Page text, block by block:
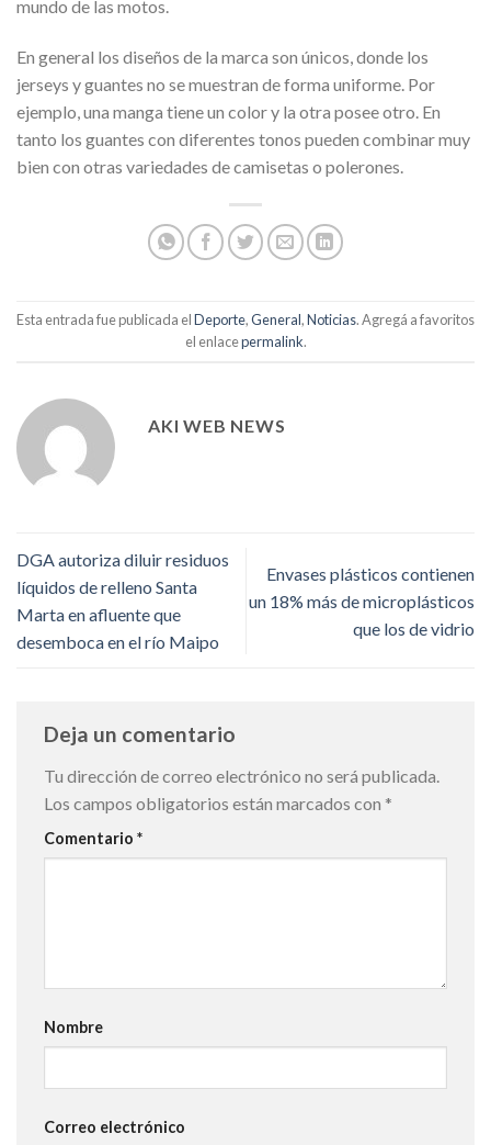
mundo de las motos.
En general los diseños de la marca son únicos, donde los
jerseys y guantes no se muestran de forma uniforme. Por
ejemplo, una manga tiene un color y la otra posee otro. En
tanto los guantes con diferentes tonos pueden combinar muy
bien con otras variedades de camisetas o polerones.
Esta entrada fue publicada elDeporte,General,Noticias. Agregá a favoritos
el enlacepermalink.
AKI WEB NEWS
DGA autoriza diluir residuos
líquidos de relleno Santa
Marta en afluente que
desemboca en el río Maipo
Envases plásticos contienen
un 18% más de microplásticos
que los de vidrio
Deja un comentario
Tu dirección de correo electrónico no será publicada.
Los campos obligatorios están marcados con *
Comentario *
Nombre
Correo electrónico